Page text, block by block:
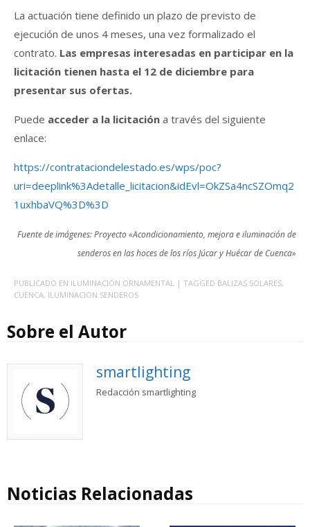
La actuación tiene definido un plazo de previsto de
ejecución de unos 4 meses, una vez formalizado el
contrato. Las empresas interesadas en participar en la
licitación tienen hasta el 12 de diciembre para
presentar sus ofertas.
Puede acceder a la licitación a través del siguiente
enlace:
https://contrataciondelestado.es/wps/poc?
uri=deeplink%3Adetalle_licitacion&idEvl=OkZSa4ncSZOmq2
1uxhbaVQ%3D%3D
Fuente de imágenes: Proyecto «Acondicionamiento, mejora e iluminación de
senderos en las hoces de los ríos Júcar y Huécar de Cuenca»
PUBLICADO EN ILUMINACIÓN ORNAMENTAL | TAGGED BALIZAS SOLARES,
CUENCA, ILUMINACION SENDEROS
Sobre el Autor
smartlighting
Redacción smartlighting
Noticias Relacionadas